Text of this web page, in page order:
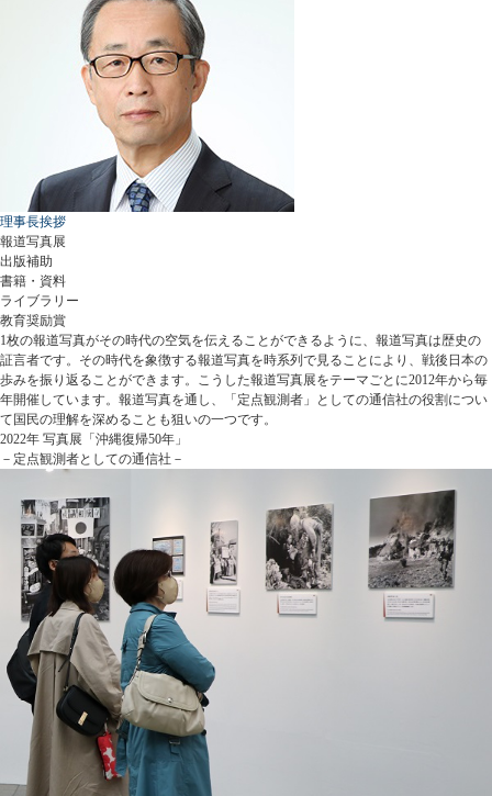
理事長挨拶
報道写真展
出版補助
書籍・資料
ライブラリー
教育奨励賞
1枚の報道写真がその時代の空気を伝えることができるように、報道写真は歴史の
証言者です。その時代を象徴する報道写真を時系列で見ることにより、戦後日本の
歩みを振り返ることができます。こうした報道写真展をテーマごとに2012年から毎
年開催しています。報道写真を通し、「定点観測者」としての通信社の役割につい
て国民の理解を深めることも狙いの一つです。
2022年 写真展「沖縄復帰50年」
－定点観測者としての通信社－